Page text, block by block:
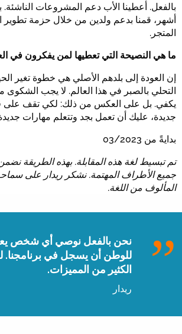
أشهر، قمنا بدعم ولدين من خلال حزمة تطوير
المتجر.
ما هي النصيحة التي تعطيها لمن يفكرون في
إن العودة إلى بلدهم الأصلي هي خطوة تغير
التحلي بالصبر في هذا العالم. لا يجب
يكفي. بل على العكس من ذلك: لكي تقف على
جديدة، عليك أن تعمل بجد وتتعلم مهارات
بدايةً من 03/2023
تم تبسيط لغة هذه المقابلة. بهذه الطريقة
جميع الأطراف المهتمة. نشكر ريدار على
المألوف من اللغة.
نحن بالفعل نوصي أي شخص
للوطن أن يسجل في برنامجنا.
الكثير من المميزات.
ريدار